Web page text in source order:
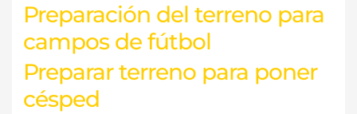
Preparación del terreno para
campos de fútbol
Preparar terreno para poner
césped